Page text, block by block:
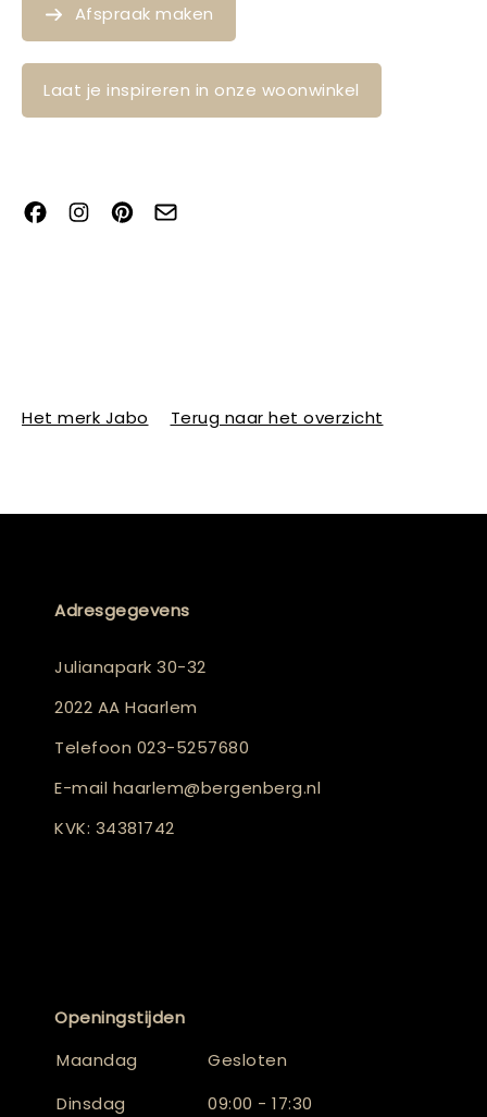
Afspraak maken
Laat je inspireren in onze woonwinkel
Het merk Jabo Terug naar het overzicht
Adresgegevens
Julianapark 30-32
2022 AA Haarlem
Telefoon 023-5257680
E-mail haarlem@bergenberg.nl
KVK: 34381742
Openingstijden
Maandag
Gesloten
Dinsdag
09:00 - 17:30